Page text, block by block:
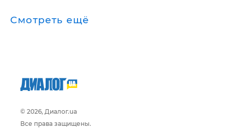
Смотреть ещё
© 2026, Диалог.ua
Все права защищены.